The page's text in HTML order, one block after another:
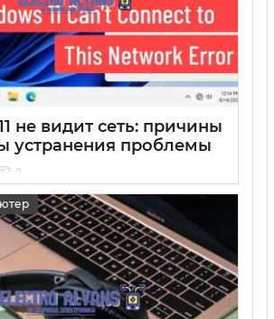
не видит сеть: причины
устранения проблемы
0